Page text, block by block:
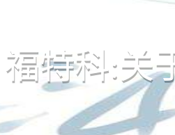
福特科:关